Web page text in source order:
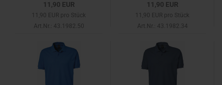
11,90 EUR
11,90 EUR pro Stück
Art.Nr.: 43.1982.50
11,90 EUR
11,90 EUR pro Stück
Art.Nr.: 43.1982.34